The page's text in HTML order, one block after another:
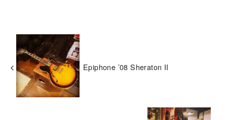
Epiphone ’08 Sheraton II